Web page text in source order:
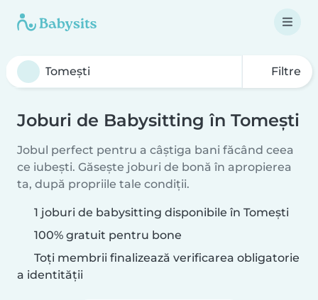
Filtre
Joburi de Babysitting în Tomeşti
Jobul perfect pentru a câștiga bani făcând ceea
ce iubești. Găsește joburi de bonă în apropierea
ta, după propriile tale condiții.
1 joburi de babysitting disponibile în Tomeşti
100% gratuit pentru bone
Toți membrii finalizează verificarea obligatorie
a identității